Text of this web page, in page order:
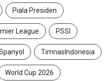
Piala Presiden
League PSSI
TimnasIndonesia
World Cup 2026